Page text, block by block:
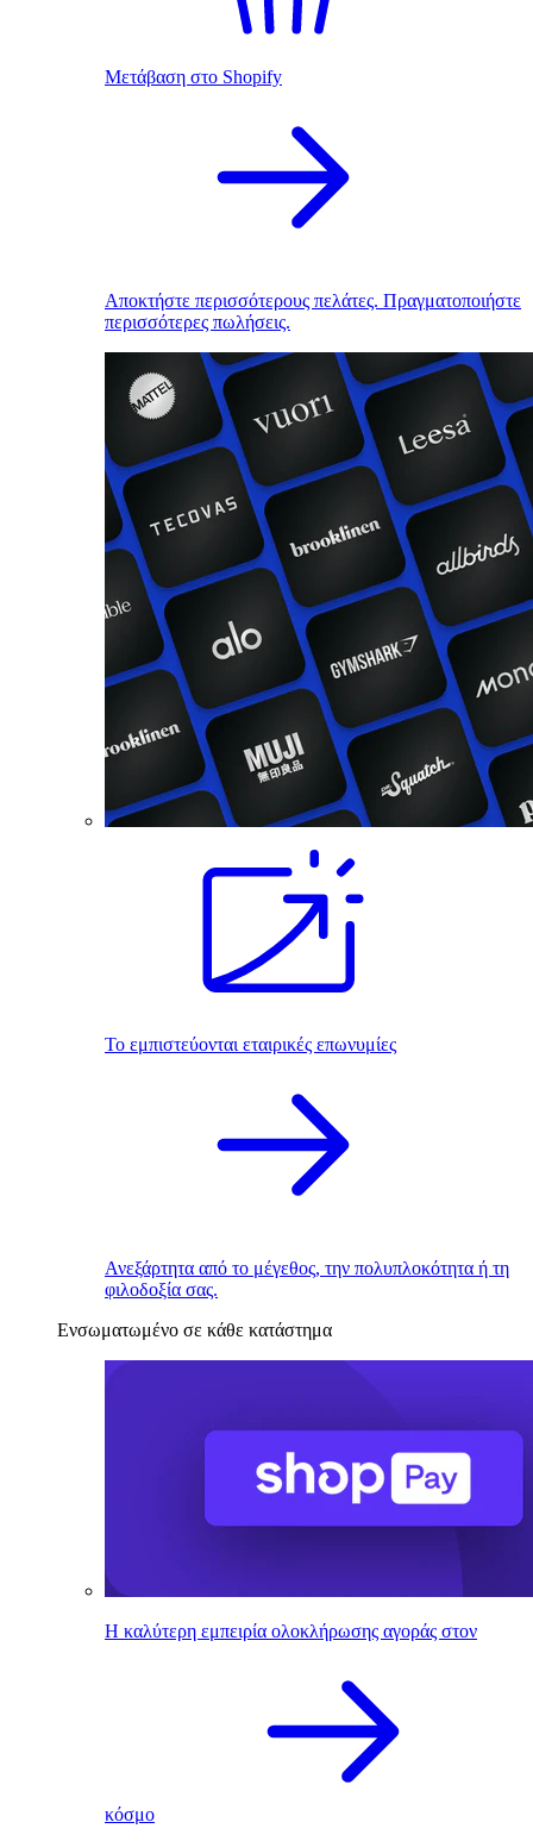
Μετάβαση στο Shopify
Αποκτήστε περισσότερους πελάτες. Πραγματοποιήστε
περισσότερες πωλήσεις.
Το εμπιστεύονται εταιρικές επωνυμίες
Ανεξάρτητα από το μέγεθος, την πολυπλοκότητα ή τη
φιλοδοξία σας.
Ενσωματωμένο σε κάθε κατάστημα
Η καλύτερη εμπειρία ολοκλήρωσης αγοράς στον
κόσμο